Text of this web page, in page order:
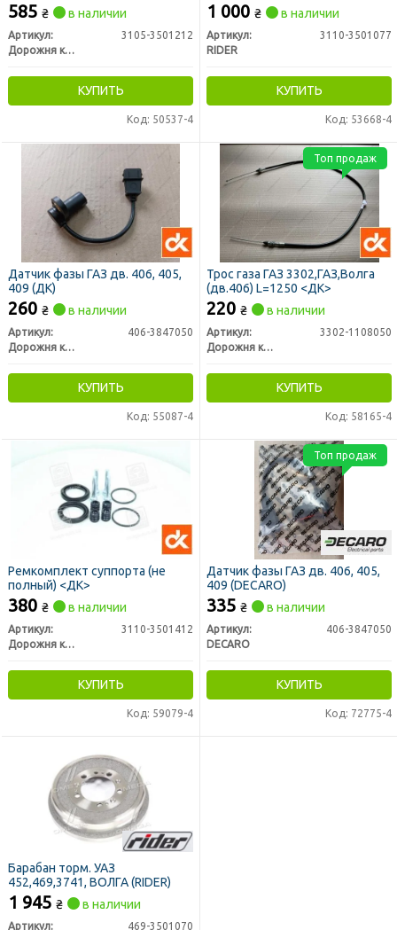
585 ₴ в наличии
Артикул:
3105-3501212
Дорожня карта
КУПИТЬ
Код: 50537-4
1 000 ₴ в наличии
Артикул:
3110-3501077
RIDER
КУПИТЬ
Код: 53668-4
Датчик фазы ГАЗ дв. 406, 405,
409 (ДК)
260 ₴ в наличии
Артикул:
406-3847050
Дорожня карта
КУПИТЬ
Код: 55087-4
Трос газа ГАЗ 3302,ГАЗ,Волга
(дв.406) L=1250 <ДК>
220 ₴ в наличии
Артикул:
3302-1108050
Дорожня карта
КУПИТЬ
Код: 58165-4
Топ продаж
Ремкомплект суппорта (не
полный) <ДК>
380 ₴ в наличии
Артикул:
3110-3501412
Дорожня карта
КУПИТЬ
Код: 59079-4
Датчик фазы ГАЗ дв. 406, 405,
409 (DECARO)
335 ₴ в наличии
Артикул:
406-3847050
DECARO
КУПИТЬ
Код: 72775-4
Топ продаж
Барабан торм. УАЗ
452,469,3741, ВОЛГА (RIDER)
1 945 ₴ в наличии
Артикул:
469-3501070